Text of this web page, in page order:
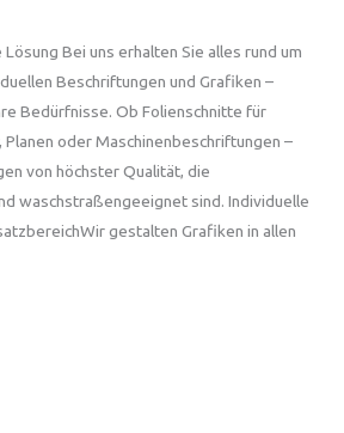
Bei uns erhalten Sie alles rund um
Beschriftungen und Grafiken –
Bedürfnisse. Ob Folienschnitte für
Planen oder Maschinenbeschriftungen –
von höchster Qualität, die
waschstraßengeeignet sind. Individuelle
gestalten Grafiken in allen